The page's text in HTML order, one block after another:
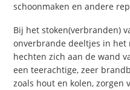
schoonmaken en andere
Bij het stoken(verbranden)
onverbrande deeltjes in het
hechten zich aan de wand
een teerachtige, zeer
zoals hout en kolen, zorgen